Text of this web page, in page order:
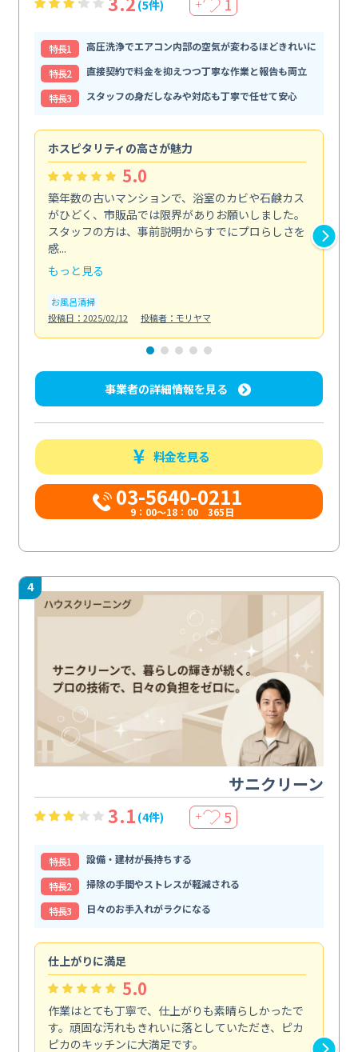
(5件) ＋ 1
特⻑1
高圧洗浄でエアコン内部の空気が変わるほどきれいに
特⻑2
直接契約で料金を抑えつつ丁寧な作業と報告も両立
特⻑3
スタッフの身だしなみや対応も丁寧で任せて安心
ホスピタリティの高さが魅力
5.0
築年数の古いマンションで、浴室のカビや石鹸カス
がひどく、市販品では限界がありお願いしました。
スタッフの方は、事前説明からすでにプロらしさを
感...
もっと見る
お風呂清掃
投稿日：2025/02/12
投稿者：モリヤマ
事業者の詳細情報を見る
料金を見る
03-5640-0211
9：00～18：00 365日
4
サニクリーン
3.1 (4件) ＋ 5
特⻑1
設備・建材が長持ちする
特⻑2
掃除の手間やストレスが軽減される
特⻑3
日々のお手入れがラクになる
仕上がりに満足
5.0
作業はとても丁寧で、仕上がりも素晴らしかったで
す。頑固な汚れもきれいに落としていただき、ピカ
ピカのキッチンに大満足です。